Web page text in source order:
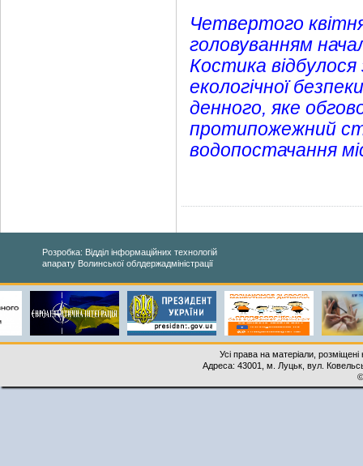
Четвертого квітня
головуванням
Костика відбулося
екологічної
денного, яке
протипожежний
водопостачання
Розробка: Відділ інформаційних технологій
апарату Волинської облдержадміністрації
Усі права на матеріали,
Адреса: 43001, м. Луцьк, вул.